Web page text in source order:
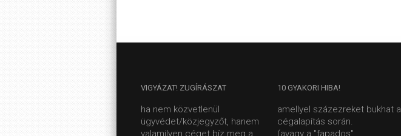
VIGYÁZAT! ZUGÍRÁSZAT
ha nem közvetlenül
ügyvédet/közjegyzőt, hanem
valamilyen céget bíz meg a
10 GYAKORI HIBA!
amellyel százezreket bukhat a
cégalapítás során.
(avagy a "fapados"